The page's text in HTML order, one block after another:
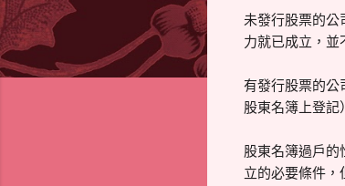
未發行股票的
力就已成立，並
有發行股票的公
股東名簿上登記
股東名簿過戶的
立的必要條件，